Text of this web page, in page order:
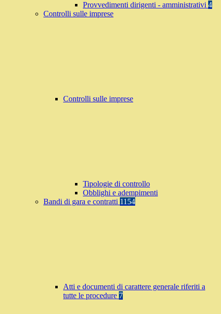
Provvedimenti dirigenti - amministrativi 4
Controlli sulle imprese
Controlli sulle imprese
Tipologie di controllo
Obblighi e adempimenti
Bandi di gara e contratti 1154
Atti e documenti di carattere generale riferiti a
tutte le procedure 7